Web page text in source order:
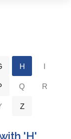
H I
Q R
Z
'H'